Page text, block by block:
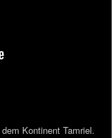
Kontinent Tamriel.